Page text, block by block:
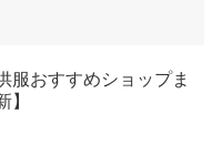
服おすすめショップま
】